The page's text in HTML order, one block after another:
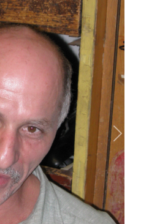
Next